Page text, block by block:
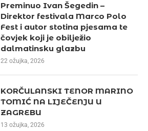
Preminuo Ivan Šegedin –
Direktor festivala Marco Polo
Fest i autor stotina pjesama te
čovjek koji je obilježio
dalmatinsku glazbu
22 ožujka, 2026
KORČULANSKI TENOR MARINO
TOMIĆ NA LIJEČENJU U
ZAGREBU
13 ožujka, 2026